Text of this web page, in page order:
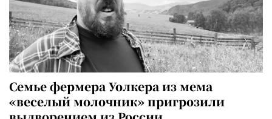
Семье фермера Уолкера из мема
«веселый молочник» пригрозили